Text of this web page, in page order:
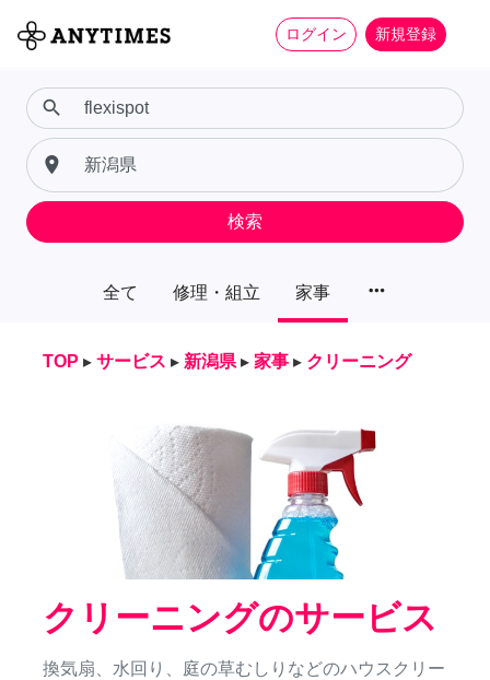
ログイン 新規登録
全て 修理・組立 家事 more_horiz
search
place
検索
TOP ▸ サービス ▸ 新潟県 ▸ 家事 ▸ クリーニング
クリーニングのサービス
換気扇、水回り、庭の草むしりなどのハウスクリー